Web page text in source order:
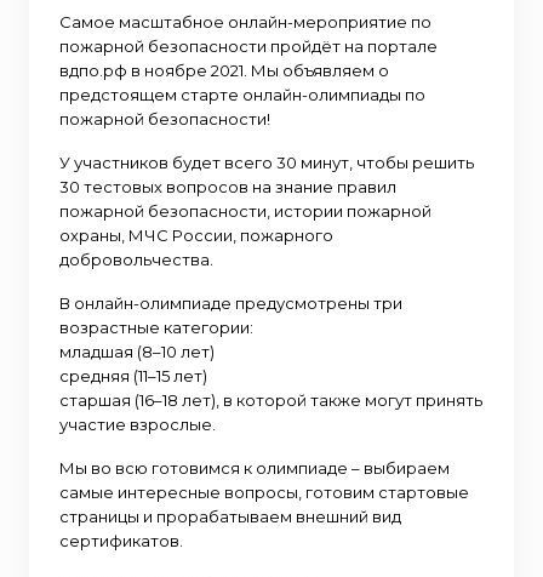
Самое масштабное онлайн-мероприятие по
пожарной безопасности пройдёт на портале
вдпо.рф в ноябре 2021. Мы объявляем о
предстоящем старте онлайн-олимпиады по
пожарной безопасности!
У участников будет всего 30 минут, чтобы решить
30 тестовых вопросов на знание правил
пожарной безопасности, истории пожарной
охраны, МЧС России, пожарного
добровольчества.
В онлайн-олимпиаде предусмотрены три
возрастные категории:
младшая (8–10 лет)
средняя (11–15 лет)
старшая (16–18 лет), в которой также могут принять
участие взрослые.
Мы во всю готовимся к олимпиаде – выбираем
самые интересные вопросы, готовим стартовые
страницы и прорабатываем внешний вид
сертификатов.